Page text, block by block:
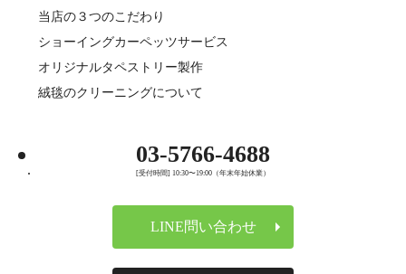
当店の３つのこだわり
ショーイングカーペッツサービス
オリジナルタペストリー製作
絨毯のクリーニングについて
03-5766-4688
[受付時間] 10:30〜19:00（年末年始休業）
LINE問い合わせ